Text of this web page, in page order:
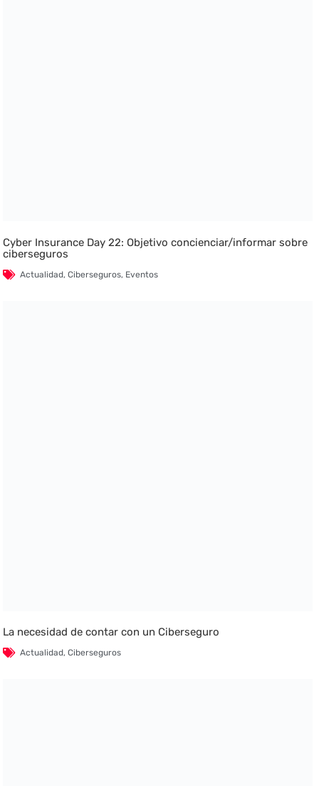
Cyber Insurance Day 22: Objetivo concienciar/informar sobre
ciberseguros
Actualidad,Ciberseguros, Eventos
La necesidad de contar con un Ciberseguro
Actualidad,Ciberseguros